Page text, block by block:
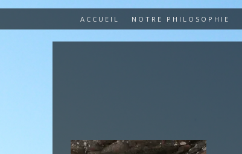
ACCUEIL NOTRE PHILOSOPHIE